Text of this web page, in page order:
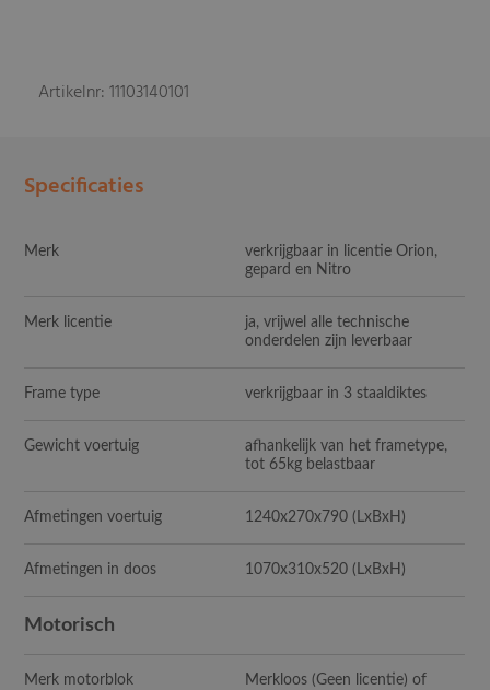
Artikelnr: 11103140101
Specificaties
Merk
verkrijgbaar in licentie Orion,
gepard en Nitro
Merk licentie
ja, vrijwel alle technische
onderdelen zijn leverbaar
Frame type verkrijgbaar in 3 staaldiktes
Gewicht voertuig
afhankelijk van het frametype,
tot 65kg belastbaar
Afmetingen voertuig 1240x270x790 (LxBxH)
Afmetingen in doos 1070x310x520 (LxBxH)
Motorisch
Merk motorblok
Merkloos (Geen licentie) of